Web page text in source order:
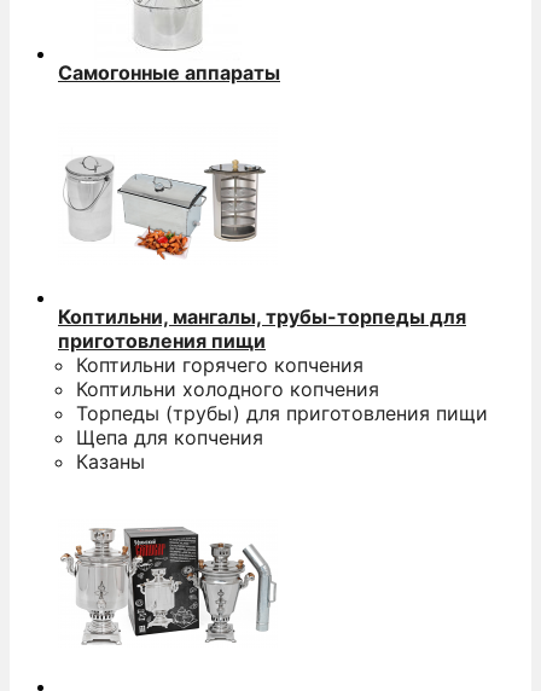
Самогонные аппараты
Коптильни, мангалы, трубы-торпеды для
приготовления пищи
Коптильни горячего копчения
Коптильни холодного копчения
Торпеды (трубы) для приготовления пищи
Щепа для копчения
Казаны